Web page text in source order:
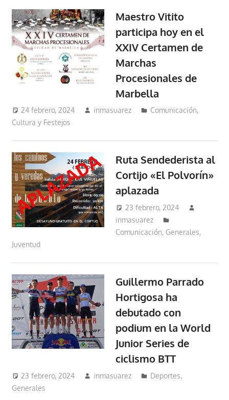
Maestro Vitito
participa hoy en el
XXIV Certamen de
Marchas
Procesionales de
Marbella
24 febrero, 2024 inmasuarez Comunicación,
Cultura y Festejos
Ruta Sendederista al
Cortijo «El Polvorín»
aplazada
23 febrero, 2024
inmasuarez
Comunicación, Generales,
Juventud
Guillermo Parrado
Hortigosa ha
debutado con
podium en la World
Junior Series de
ciclismo BTT
23 febrero, 2024 inmasuarez Deportes,
Generales